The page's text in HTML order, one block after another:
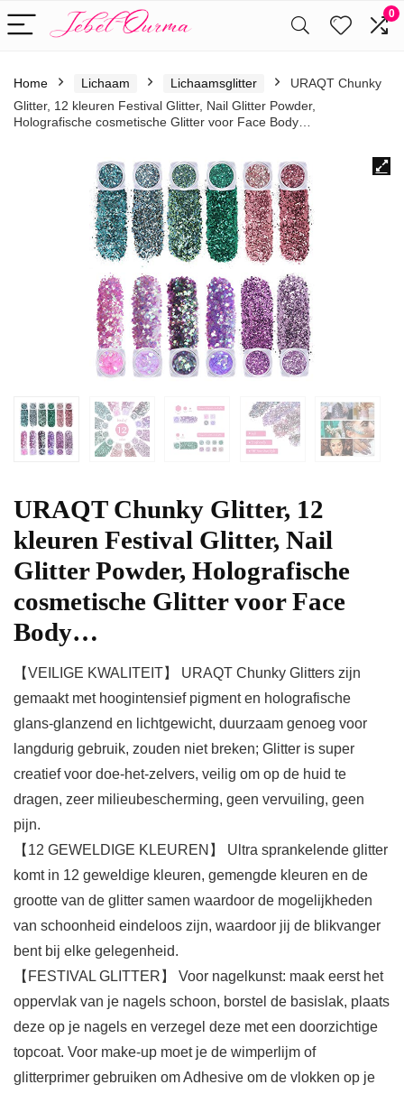
0
Home Lichaam Lichaamsglitter
URAQT Chunky
Glitter, 12 kleuren Festival Glitter, Nail Glitter Powder,
Holografische cosmetische Glitter voor Face Body…
URAQT Chunky Glitter, 12
kleuren Festival Glitter, Nail
Glitter Powder, Holografische
cosmetische Glitter voor Face
Body…
【VEILIGE KWALITEIT】 URAQT Chunky Glitters zijn
gemaakt met hoogintensief pigment en holografische
glans-glanzend en lichtgewicht, duurzaam genoeg voor
langdurig gebruik, zouden niet breken; Glitter is super
creatief voor doe-het-zelvers, veilig om op de huid te
dragen, zeer milieubescherming, geen vervuiling, geen
pijn.
【12 GEWELDIGE KLEUREN】 Ultra sprankelende glitter
komt in 12 geweldige kleuren, gemengde kleuren en de
grootte van de glitter samen waardoor de mogelijkheden
van schoonheid eindeloos zijn, waardoor jij de blikvanger
bent bij elke gelegenheid.
【FESTIVAL GLITTER】 Voor nagelkunst: maak eerst het
oppervlak van je nagels schoon, borstel de basislak, plaats
deze op je nagels en verzegel deze met een doorzichtige
topcoat. Voor make-up moet je de wimperlijm of
glitterprimer gebruiken om Adhesive om de vlokken op je